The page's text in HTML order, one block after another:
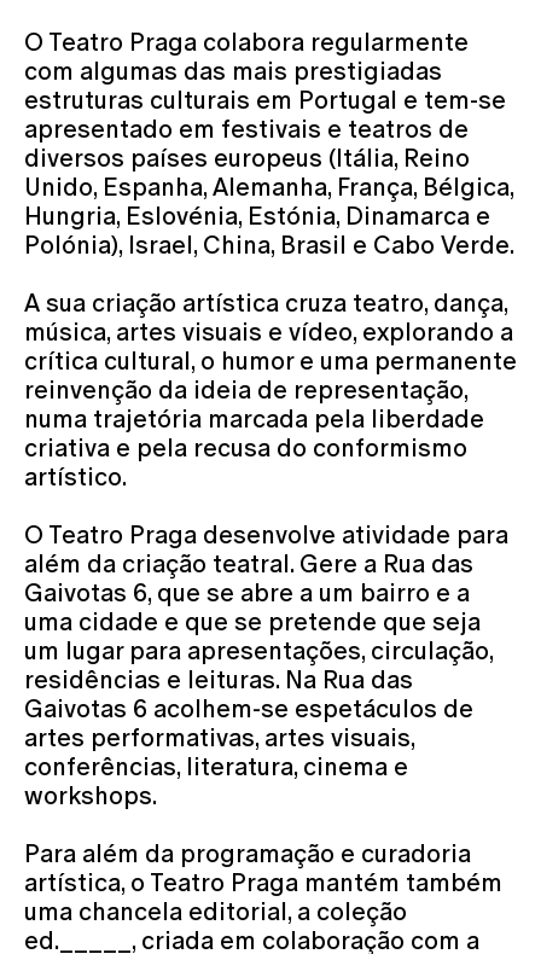
O Teatro Praga colabora regularmente
com algumas das mais prestigiadas
estruturas culturais em Portugal e tem-se
apresentado em festivais e teatros de
diversos países europeus (Itália, Reino
Unido, Espanha, Alemanha, França, Bélgica,
Hungria, Eslovénia, Estónia, Dinamarca e
Polónia), Israel, China, Brasil e Cabo Verde.
A sua criação artística cruza teatro, dança,
música, artes visuais e vídeo, explorando a
crítica cultural, o humor e uma permanente
reinvenção da ideia de representação,
numa trajetória marcada pela liberdade
criativa e pela recusa do conformismo
artístico.
O Teatro Praga desenvolve atividade para
além da criação teatral. Gere a Rua das
Gaivotas 6, que se abre a um bairro e a
uma cidade e que se pretende que seja
um lugar para apresentações, circulação,
residências e leituras. Na Rua das
Gaivotas 6 acolhem-se espetáculos de
artes performativas, artes visuais,
conferências, literatura, cinema e
workshops.
Para além da programação e curadoria
artística, o Teatro Praga mantém também
uma chancela editorial, a coleção
ed._____, criada em colaboração com a